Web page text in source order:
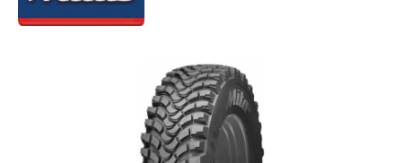
Bildergalerie überspringen